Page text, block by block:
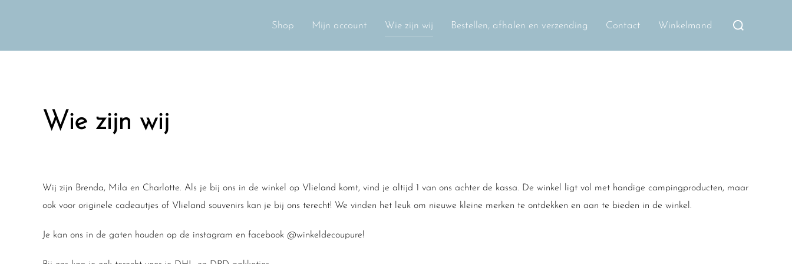
Shop Mijn account Wie zijn wij Bestellen, afhalen en verzending Contact Winkelmand
Zoek
Wie zijn wij
Wij zijn Brenda, Mila en Charlotte. Als je bij ons in de winkel op Vlieland komt, vind je altijd 1 van ons achter de kassa. De winkel ligt vol met handige campingproducten, maar
ook voor originele cadeautjes of Vlieland souvenirs kan je bij ons terecht! We vinden het leuk om nieuwe kleine merken te ontdekken en aan te bieden in de winkel.
Je kan ons in de gaten houden op de instagram en facebook @winkeldecoupure!